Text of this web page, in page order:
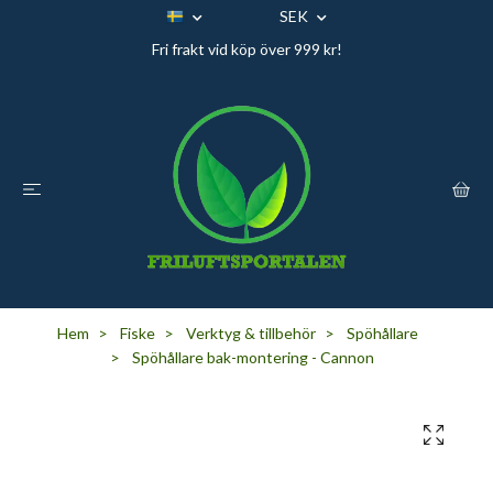
SEK
Fri frakt vid köp över 999 kr!
Hem Fiske Verktyg & tillbehör
Spöhållare
Spöhållare bak-montering - Cannon